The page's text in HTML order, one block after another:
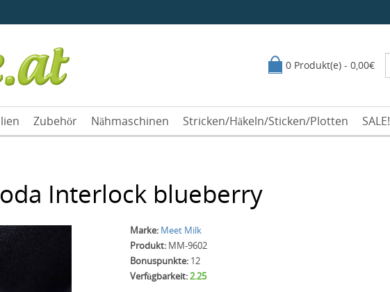
0 Produkt(e) - 0,00€
Zubehör Nähmaschinen Stricken/Häkeln/Sticken/Plotten SALE!
Interlock blueberry
Marke: Meet Milk
Produkt:MM-9602
Bonuspunkte:12
Verfügbarkeit:2.25